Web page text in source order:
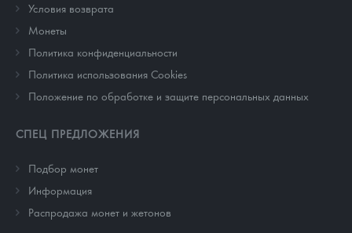
Условия возврата
Монеты
Политика конфиденциальности
Политика использования Cookies
Положение по обработке и защите персональных данных
СПЕЦ ПРЕДЛОЖЕНИЯ
Подбор монет
Информация
Распродажа монет и жетонов